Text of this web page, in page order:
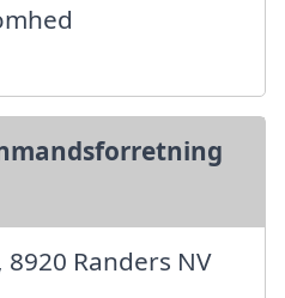
Randers NV